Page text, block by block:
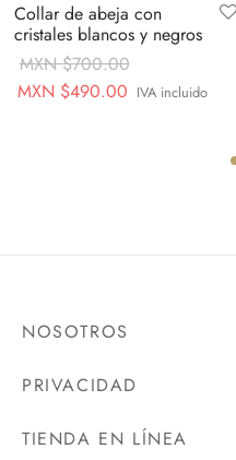
Collar de abeja con
cristales blancos y negros
MXN $700.00
Original
MXN $490.00 Current
IVA incluido
NOSOTROS
PRIVACIDAD
TIENDA EN LÍNEA